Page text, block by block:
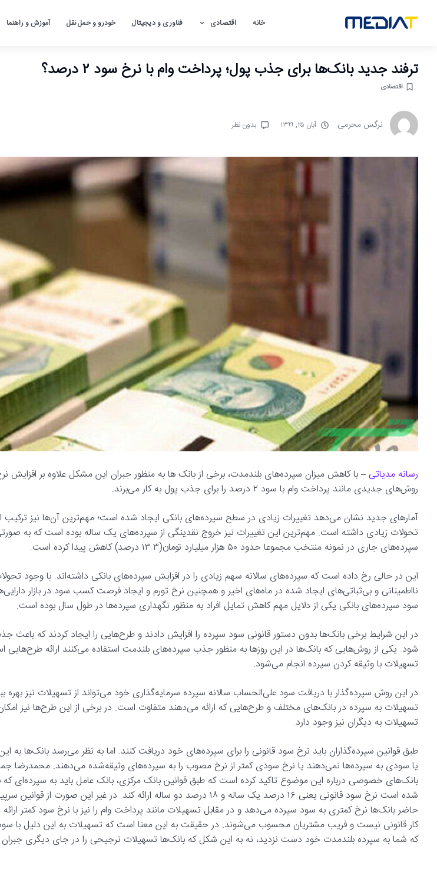
خانه اقتصادی فناوری و دیجیتال خودرو و حمل نقل آموزش و راهنما
ترفند جدید بانک‌ها برای جذب پول؛ پرداخت وام با نرخ سود ۲ درصد؟
اقتصادی
نرگس محرمی آبان ۲۵, ۱۳۹۹ بدون نظر
رسانه مدیاتی – با کاهش میزان سپرده‌های بلندمدت، برخی از بانک ها به منظور جبران این مشکل علاوه بر افزایش
روش‌های جدیدی مانند پرداخت وام با سود ۲ درصد را برای جذب پول به کار می‌برند.
آمارهای جدید نشان می‌دهد تغییرات زیادی در سطح سپرده‌های بانکی ایجاد شده است؛ مهم‌ترین آن‌ها نیز
سپرده‌های جاری در نمونه منتخب مجموعا حدود ۵۰ هزار میلیارد تومان(۱۳.۳ درصد) کاهش پیدا کرده است.
این در حالی رخ داده است که سپرده‌های سالانه سهم زیادی را در افزایش سپرد‌ه‌های بانکی داشته‌اند. با وجود
نااطمینانی و بی‌ثباتی‌های ایجاد شده در ماه‌های اخیر و همچنین نرخ تورم و ایجاد فرصت کسب سود در بازار
سود سپرده‌های بانکی یکی از دلایل مهم کاهش تمایل افراد به منظور نگهداری سپرده‌ها در طول سال بوده است.
در این شرایط برخی بانک‌ها بدون دستور قانونی سود سپرده را افزایش دادند و طرح‌هایی را ایجاد کردند که باعث
شود. یکی از روش‌هایی که بانک‌ها در این روزها به منظور جذب سپرده‌های بلندمت استفاده می‌کنند ارائه طرح‌هایی
تسهیلات با وثیقه کردن سپرده انجام می‌شود.
در این روش سپرده‌گذار با دریافت سود علی‌الحساب سالانه سپرده سرمایه‌گذاری خود می‌تواند از تسهیلات نیز بهره
تسهیلات به سپرده در بانک‌های مختلف و طرح‌هایی که ارائه می‌دهند متفاوت است. در برخی از این طرح‌ها نیز امکان
تسهیلات به دیگران نیز وجود دارد.
طبق قوانین سپرده‌گذاران باید نرخ سود قانونی را برای سپرده‌های خود دریافت کنند. اما به نظر می‌رسد بانک‌ها به
یا سودی به سپرده‌ها نمی‌دهند یا نرخ سودی کمتر از نرخ مصوب را به سپرده‌های وثیقه‌شده می‌دهند. محمدرضا
بانک‌های خصوصی درباره این موضوع تاکید کرده است که طبق قوانین بانک مرکزی، بانک عامل باید به سپرده‌ای که
شده است نرخ سود قانونی یعنی ۱۶ درصد یک ساله و ۱۸ درصد دو ساله ارائه کند. در غیر این
حاضر بانک‌ها نرخ کمتری به سود سپرده می‌دهد و در مقابل تسهیلات مانند پرداخت وام را نیز با نرخ سود کمتر
کار قانونی نیست و فریب مشتریان محسوب می‌شوند. در حقیقت به این معنا است که تسهیلات به این دلیل با
که شما به سپرده بلندمدت خود دست نزدید، نه به این شکل که بانک‌ها تسهیلات ترجیحی را در جای دیگری جبران